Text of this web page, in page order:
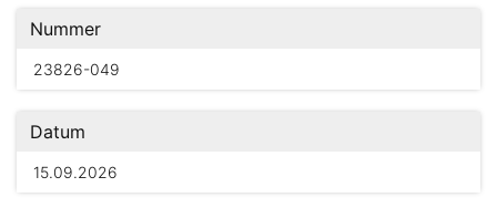
Nummer
23826-049
Datum
15.09.2026